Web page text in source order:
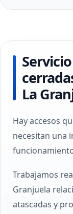
La
Hay accesos
necesitan una
Trabajamos
Granjuela
atascadas y